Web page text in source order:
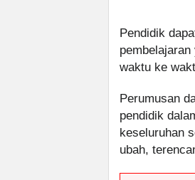
Pendidik
waktu ke
Perumusan
pendidik
keseluruhan
ubah,